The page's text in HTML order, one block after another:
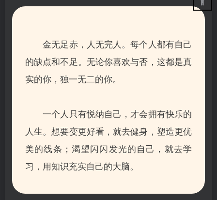
金无足赤， 人无完人。每个人都有自己
的缺点和不足。无论你喜欢与否，这都是真
实的你，独一无二的你。
一个人只有悦纳自己，才会拥有快乐的
人生。想要变更好看，就去健身，塑造更优
美的线条；渴望闪闪发光的自己，就去学
习，用知识充实自己的大脑。